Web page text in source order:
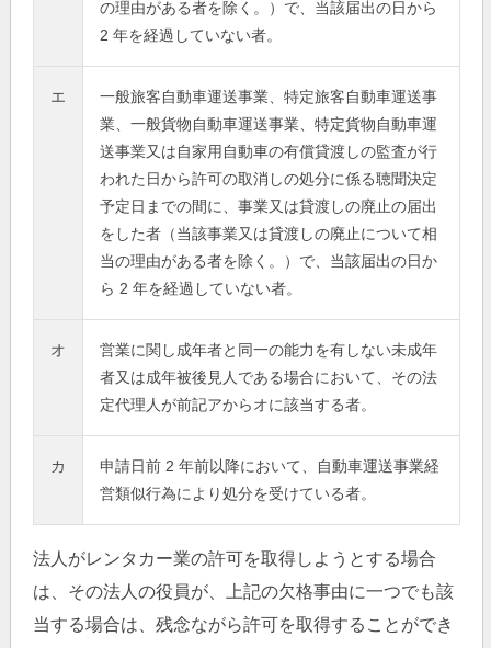
の理由がある者を除く。）で、当該届出の日から
2 年を経過していない者。
エ
一般旅客自動車運送事業、特定旅客自動車運送事
業、一般貨物自動車運送事業、特定貨物自動車運
送事業又は自家用自動車の有償貸渡しの監査が行
われた日から許可の取消しの処分に係る聴聞決定
予定日までの間に、事業又は貸渡しの廃止の届出
をした者（当該事業又は貸渡しの廃止について相
当の理由がある者を除く。）で、当該届出の日か
ら 2 年を経過していない者。
オ
営業に関し成年者と同一の能力を有しない未成年
者又は成年被後見人である場合において、その法
定代理人が前記アからオに該当する者。
カ
申請日前 2 年前以降において、自動車運送事業経
営類似行為により処分を受けている者。
法人がレンタカー業の許可を取得しようとする場合
は、その法人の役員が、上記の欠格事由に一つでも該
当する場合は、残念ながら許可を取得することができ